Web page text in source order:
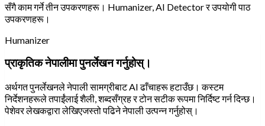
सँगै काम गर्ने तीन उपकरणहरू। Humanizer, AI Detector र उपयोगी पाठ
उपकरणहरू।
Humanizer
प्राकृतिक नेपालीमा पुनर्लेखन गर्नुहोस्।
अर्थगत पुनर्लेखनले नेपाली सामग्रीबाट AI ढाँचाहरू हटाउँछ। कस्टम
निर्देशनहरूले तपाईंलाई शैली, शब्दसँग्रह र टोन सटीक रूपमा निर्दिष्ट गर्न दिन्छ।
पेशेवर लेखकद्वारा लेखिएजस्तो पढिने नेपाली उत्पन्न गर्नुहोस्।